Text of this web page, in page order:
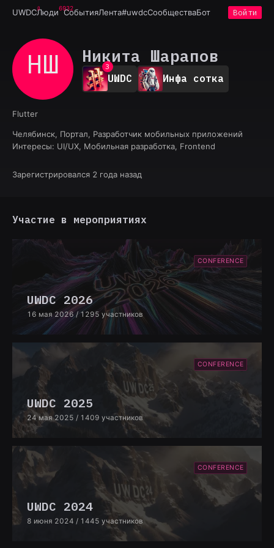
UWDCЛюди6932
СобытияЛента#uwdcСообществаБот Войти
НШ Никита Шарапов
2
3
4
5
9
UWDC Инфа сотка
Flutter
Челябинск, Портал, Разработчик мобильных приложений
Интересы: UI/UX, Мобильная разработка, Frontend
Зарегистрировался 2 года назад
Участие в мероприятиях
CONFERENCE
UWDC 2026
16 мая 2026 / 1295 участников
CONFERENCE
UWDC 2025
24 мая 2025 / 1409 участников
CONFERENCE
UWDC 2024
8 июня 2024 / 1445 участников